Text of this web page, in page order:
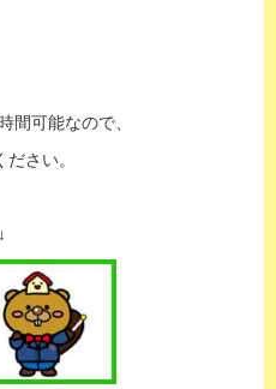
間可能なので、
さい。